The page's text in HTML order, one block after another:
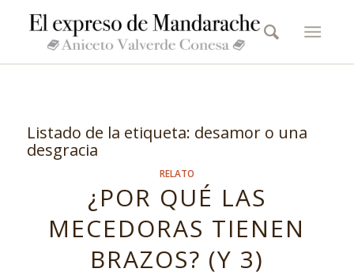
Listado de la etiqueta: desamor o una
desgracia
RELATO
¿POR QUÉ LAS
MECEDORAS TIENEN
BRAZOS? (Y 3)